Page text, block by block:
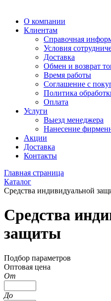
О компании
Клиентам
Справочная
Условия
Доставка
Обмен и возврат
Время работы
Соглашение с
Политика
Оплата
Услуги
Выезд менеджера
Нанесение
Акции
Доставка
Контакты
Главная страница
Каталог
Средства индивидуальной
Средства
защиты
Подбор параметров
Оптовая цена
От
До